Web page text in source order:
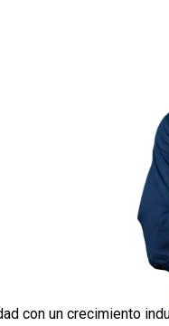
con un crecimiento